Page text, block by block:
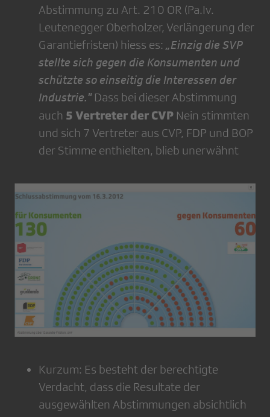
Abstimmung zu Art. 210 OR (Pa.Iv.
Leutenegger Oberholzer, Verlängerung der
Garantiefristen) hiess es: „Einzig die SVP
stellte sich gegen die Konsumenten und
schützte so einseitig die Interessen der
Industrie." Dass bei dieser Abstimmung
auch 5 Vertreter der CVP Nein stimmten
und sich 7 Vertreter aus CVP, FDP und BOP
der Stimme enthielten, blieb unerwähnt
Kurzum: Es besteht der berechtigte
Verdacht, dass die Resultate der
ausgewählten Abstimmungen absichtlich